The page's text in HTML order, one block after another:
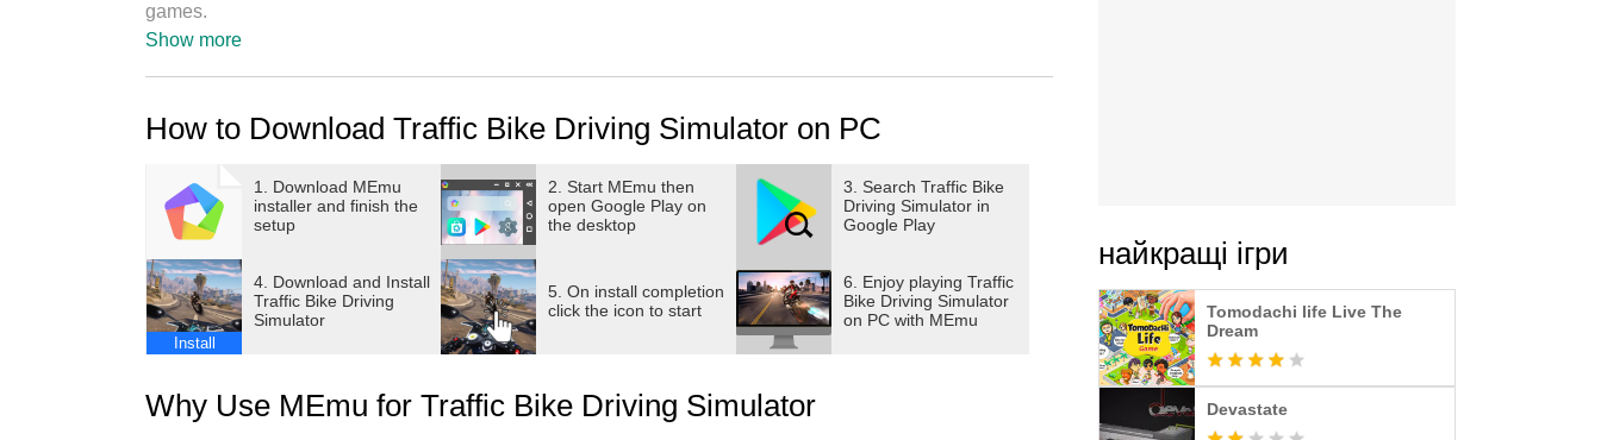
games.
Enjoy amazing stunts on dangerous and impossible tracks of this thrilling bike riding game.
one rider in city bike games.
- Choose from the fastest high-performance motorcycles!
- Enjoy extreme 3D visuals!
- Prove your skills in hardcore challenges!
- Upgrade your speed, breaking level and add extra lives!
- Select your favorite motorbike category: chopper, cross or superbike!
- Make near traffic misses discovering 4 unique locations: Suburbs, Desert, Snow and Night City
- Discover plenty of bike tuning options!
Show more
How to Download Traffic Bike Driving Simulator on PC
1. Download MEmu
installer and finish the
setup
2. Start MEmu then
open Google Play on
the desktop
3. Search Traffic Bike
Driving Simulator in
Google Play
Install
4. Download and Install
Traffic Bike Driving
Simulator
5. On install completion
click the icon to start
6. Enjoy playing Traffic
Bike Driving Simulator
on PC with MEmu
Why Use MEmu for Traffic Bike Driving Simulator
найкращі ігри
Tomodachi life Live The
Dream
Devastate